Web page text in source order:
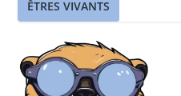
ÊTRES VIVANTS